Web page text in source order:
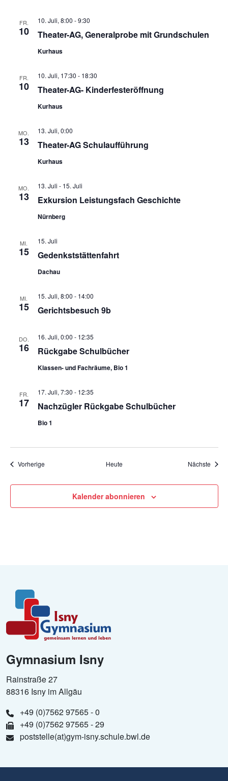
FR.
10 Theater-AG, Generalprobe mit Grundschulen
10. Juli, 8:00 -9:30
Kurhaus
FR.
10 Theater-AG- Kinderfesteröffnung
10. Juli, 17:30 - 18:30
Kurhaus
MO.
13 Theater-AG Schulaufführung
13. Juli, 0:00
Kurhaus
MO.
13 Exkursion Leistungsfach Geschichte
13. Juli - 15. Juli
Nürnberg
MI.
15 Gedenkststättenfahrt
15. Juli
Dachau
MI.
15 Gerichtsbesuch 9b
15. Juli, 8:00 - 14:00
DO.
16 Rückgabe Schulbücher
16. Juli, 0:00 - 12:35
Klassen- und Fachräume, Bio 1
FR.
17 Nachzügler Rückgabe Schulbücher
17. Juli, 7:30 - 12:35
Bio 1
VorherigeVeranstaltungen Heute Nächste
Kalender abonnieren
Gymnasium Isny
Rainstraße 27
88316 Isny im Allgäu
+49 (0)7562 97565 - 0
+49 (0)7562 97565 - 29
poststelle(at)gym-isny.schule.bwl.de